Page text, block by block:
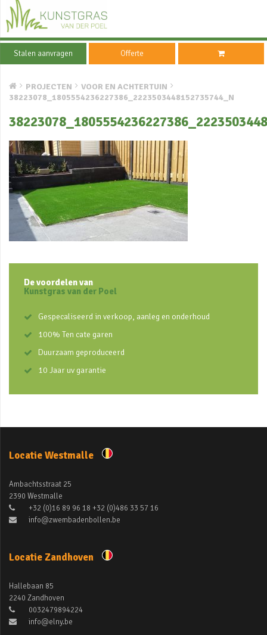
Stalen aanvragen Offerte
PROJECTEN
VOOR EN ACHTERTUIN
38223078_1805554236227386_2223503448152735744_N
De voordelen van
Kunstgras van der Poel
Gespecaliseerd in verkoop, aanleg en onderhoud
100% Ten cate garen
Duurzaam geproduceerd
10 Jaar uv garantie
Locatie Westmalle
Ambachtsstraat 25
2390 Westmalle
+32 (0)16 89 96 18 +32 (0)486 33 57 16
info@zwembadenbollen.be
Locatie Zandhoven
Hallebaan 85
2240 Zandhoven
0032479894224
info@elny.be